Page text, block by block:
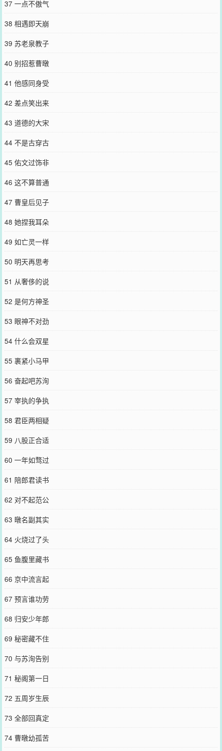
37 一点不傲气
38 相遇即天崩
39 苏老泉教子
40 别招惹曹暾
41 他感同身受
42 差点笑出来
43 道德的大宋
44 不是古穿古
45 佑文过饰非
46 这不算普通
47 曹皇后见子
48 她捏我耳朵
49 如亡灵一样
50 明天再思考
51 从奢侈的说
52 是何方神圣
53 眼神不对劲
54 什么会双星
55 裹紧小马甲
56 奋起吧苏洵
57 宰执的争执
58 君臣两相疑
59 八股正合适
60 一年如骛过
61 陪郎君读书
62 对不起范公
63 暾名副其实
64 火烧过了头
65 鱼腹里藏书
66 京中流言起
67 预言谁功劳
68 归安少年郎
69 秘密藏不住
70 与苏洵告别
71 秘阁第一日
72 五周岁生辰
73 全部回真定
74 曹暾幼孤苦